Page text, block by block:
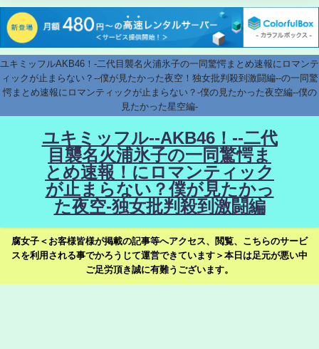
ユキミッフルAKB46！-二代目襲名火浦氷子の一同驚愕まとめ速報にロマンテ
ィックが止まらない？--僕が見たかった夜空！独女批判殺到激闘編--の一同驚
愕まとめ速報にロマンティックが止まらない？-僕の見たかった夜空編--僕の
見たかった星空編-
ユキミッフル--AKB46！--二代
目襲名火浦氷子の一同驚愕ま
とめ速報！にロマンティック
が止まらない？僕が見たかっ
た夜空-独女批判殺到激闘編
腐女子＜お客様皆様が掲載の記事等へアクセス、閲覧、こちらのサービ
スを利用される事でかろうじて運営できています＞本日は足元が悪い中
ご足労頂き誠に有難うございます。